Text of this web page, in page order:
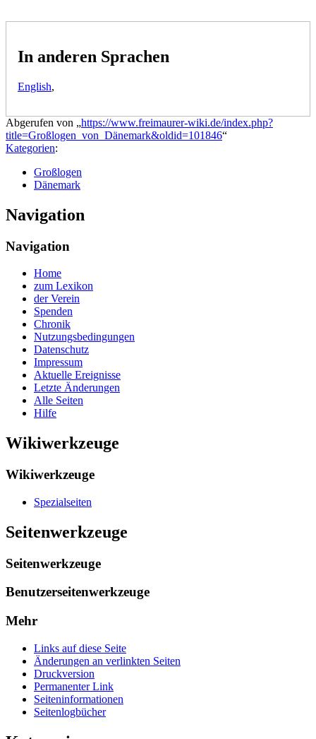
In anderen Sprachen
English,
Abgerufen von „https://www.freimaurer-wiki.de/index.php?
title=Großlogen_von_Dänemark&oldid=101846“
Kategorien:
Großlogen
Dänemark
Navigation
Navigation
Home
zum Lexikon
der Verein
Spenden
Chronik
Nutzungsbedingungen
Datenschutz
Impressum
Aktuelle Ereignisse
Letzte Änderungen
Alle Seiten
Hilfe
Wikiwerkzeuge
Wikiwerkzeuge
Spezialseiten
Seitenwerkzeuge
Seitenwerkzeuge
Benutzerseitenwerkzeuge
Mehr
Links auf diese Seite
Änderungen an verlinkten Seiten
Druckversion
Permanenter Link
Seiten­­informationen
Seitenlogbücher